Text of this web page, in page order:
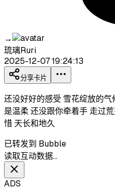
→
琉璃Ruri
2025-12-07 19:24:13
分享卡片
还没好好的感受 雪花绽放的
是温柔 还没跟你牵着手 走过
惜 天长和地久
已转发到 Bubble
读取互动数据…
ADS